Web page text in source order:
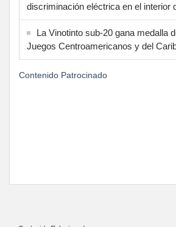
discriminación eléctrica en el interior
La Vinotinto sub-20 gana medalla
Juegos Centroamericanos y del
Contenido Patrocinado